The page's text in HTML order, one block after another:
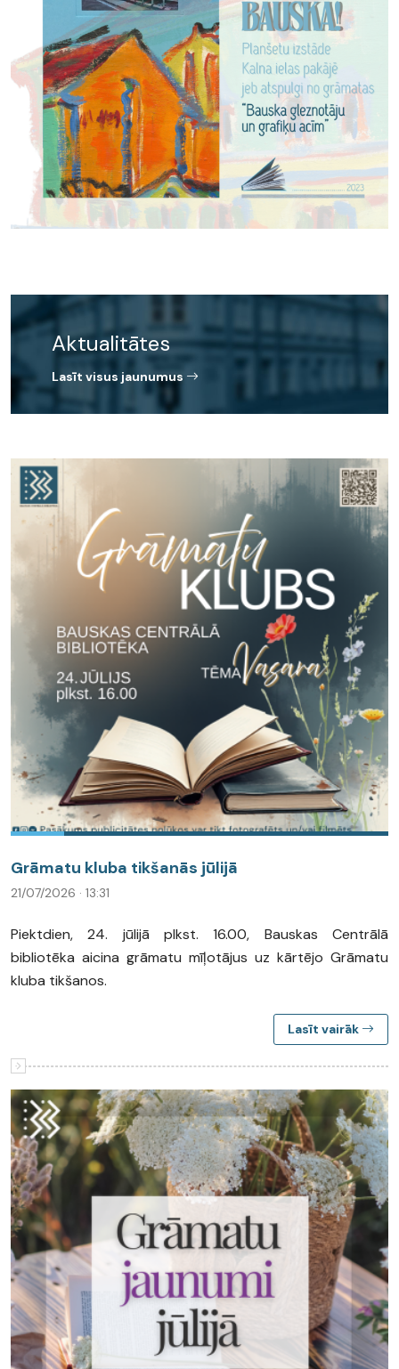
Aktualitātes
Lasīt visus jaunumus
Grāmatu kluba tikšanās jūlijā
21/07/2026 · 13:31
Piektdien, 24. jūlijā plkst. 16.00, Bauskas Centrālā
bibliotēka aicina grāmatu mīļotājus uz kārtējo Grāmatu
kluba tikšanos.
Lasīt vairāk